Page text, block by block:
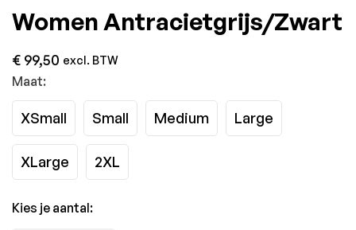
Women Antracietgrijs/Zwart
€ 99,50 excl. BTW
Maat:
XSmall Small Medium Large
XLarge 2XL
Kies je aantal: